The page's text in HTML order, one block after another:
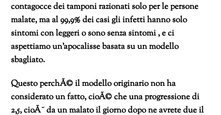
contagocce dei tamponi razionati solo per le persone
malate, ma al 99,9% dei casi gli infetti hanno solo
sintomi con leggeri o sono senza sintomi , e ci
aspettiamo un’apocalisse basata su un modello
sbagliato.
Questo perchÃ© il modello originario non ha
considerato un fatto, cioÃ© che una progressione di
2,5, cioÃ¨ da un malato il giorno dopo ne avrete due il